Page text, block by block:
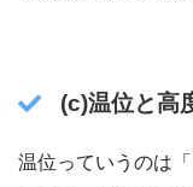
(c)温位と高
温位っていうのは